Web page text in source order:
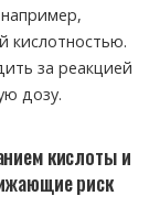
кислотностью.
за реакцией
дозу.
кислоты и
риск